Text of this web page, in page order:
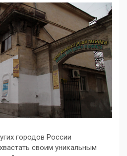
городов России
своим уникальным